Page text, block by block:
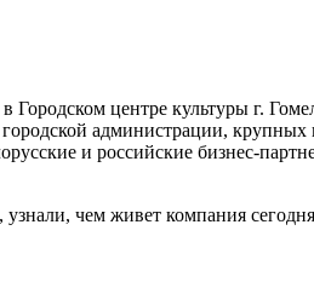
центре культуры г.
администрации, крупных
и российские бизнес-
чем живет компания